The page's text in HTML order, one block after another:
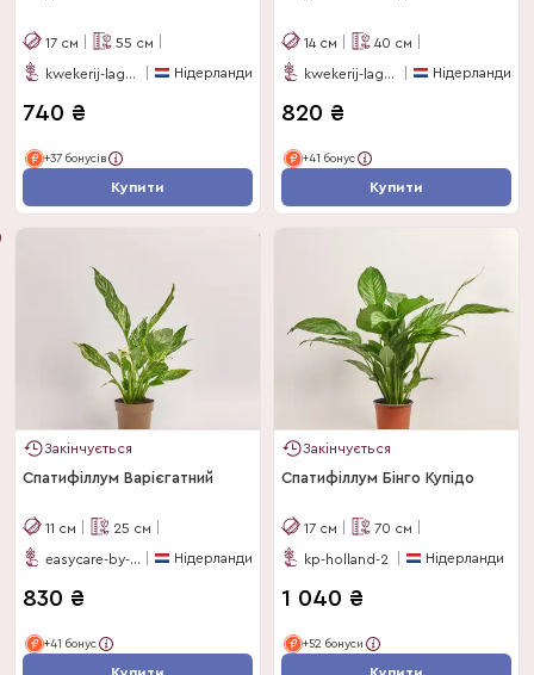
17 см 55 см
kwekerij-laguna Нідерланди
740 ₴
+37 бонусів
Купити
14 см 40 см
kwekerij-laguna-bv Нідерланди
820 ₴
+41 бонус
Купити
Закінчується
Спатифіллум Варієгатний
11 см 25 см
easycare-by-feldborg Нідерланди
830 ₴
+41 бонус
Закінчується
Спатифіллум Бінго Купідо
17 см 70 см
kp-holland-2 Нідерланди
1 040 ₴
+52 бонуси